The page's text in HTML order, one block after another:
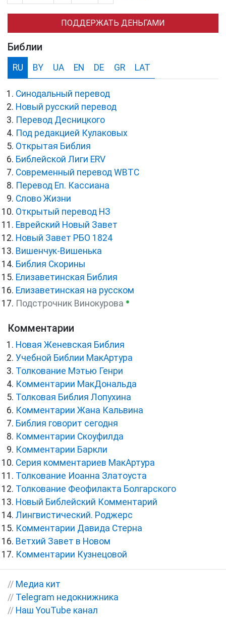
ПОДДЕРЖАТЬ ДЕНЬГАМИ
Библии
RU BY UA EN DE GR LAT
Синодальный перевод
Новый русский перевод
Перевод Десницкого
Под редакцией Кулаковых
Открытая Библия
Библейской Лиги ERV
Cовременный перевод WBTC
Перевод Еп. Кассиана
Слово Жизни
Открытый перевод НЗ
Еврейский Новый Завет
Новый Завет РБО 1824
Вишенчук-Вишенька
Библия Скорины
Елизаветинская Библия
Елизаветинская на русском
Подстрочник Винокурова ●
Комментарии
Новая Женевская Библия
Учебной Библии МакАртура
Толкование Мэтью Генри
Комментарии МакДональда
Толковая Библия Лопухина
Комментарии Жана Кальвина
Библия говорит сегодня
Комментарии Скоуфилда
Комментарии Баркли
Серия комментариев МакАртура
Толкование Иоанна Златоуста
Толкование Феофилакта Болгарского
Новый Библейский Комментарий
Лингвистический. Роджерс
Комментарии Давида Стерна
Ветхий Завет в Новом
Комментарии Кузнецовой
// Медиа кит
// Telegram недокнижника
// Наш YouTube канал